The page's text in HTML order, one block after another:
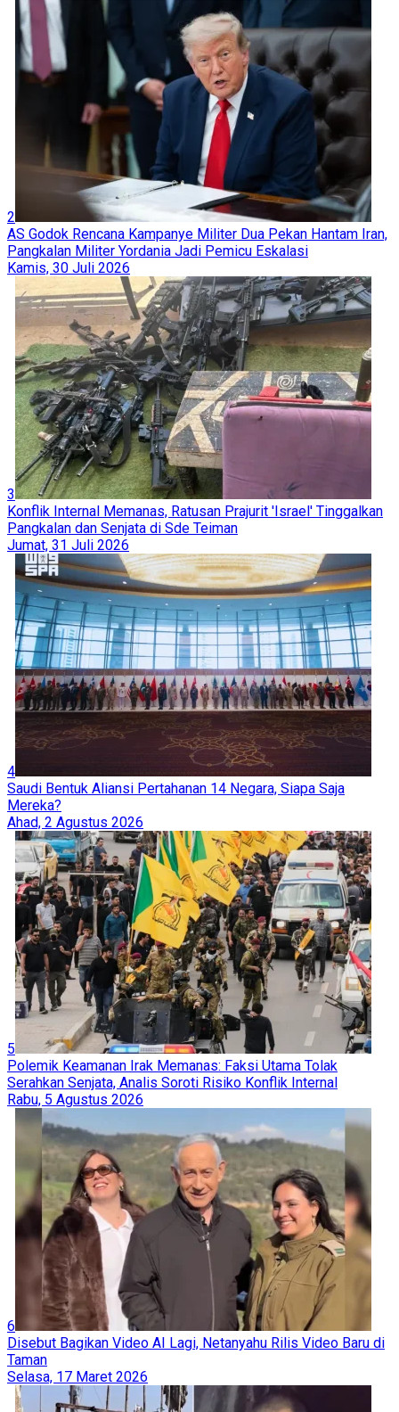
2
AS Godok Rencana Kampanye Militer Dua Pekan Hantam Iran,
Pangkalan Militer Yordania Jadi Pemicu Eskalasi
Kamis, 30 Juli 2026
3
Konflik Internal Memanas, Ratusan Prajurit 'Israel' Tinggalkan
Pangkalan dan Senjata di Sde Teiman
Jumat, 31 Juli 2026
4
Saudi Bentuk Aliansi Pertahanan 14 Negara, Siapa Saja
Mereka?
Ahad, 2 Agustus 2026
5
Polemik Keamanan Irak Memanas: Faksi Utama Tolak
Serahkan Senjata, Analis Soroti Risiko Konflik Internal
Rabu, 5 Agustus 2026
6
Disebut Bagikan Video AI Lagi, Netanyahu Rilis Video Baru di
Taman
Selasa, 17 Maret 2026